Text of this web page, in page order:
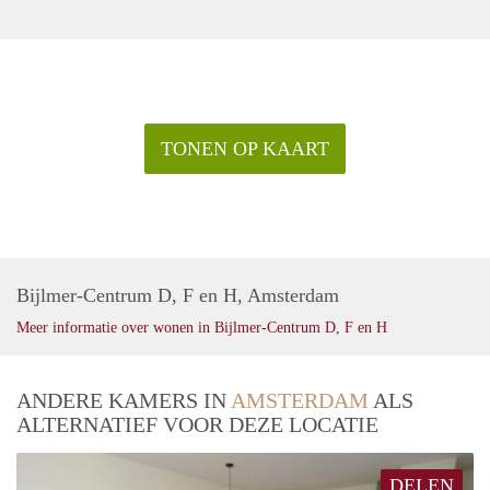
TONEN OP KAART
Bijlmer-Centrum D, F en H, Amsterdam
Meer informatie over wonen in Bijlmer-Centrum D, F en H
ANDERE KAMERS IN AMSTERDAM ALS
ALTERNATIEF VOOR DEZE LOCATIE
DELEN